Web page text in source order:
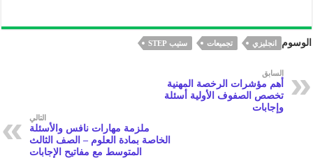
gr
a
m
eb
oo
k
at
s
A
p
a
pc
p
k
ar
الوسوم انجليزي تجميعات ستيب STEP
السابق
أهم مؤشرات الرخصة المهنية
تخصص الصفوف الأولية أسئلة
وإجابات
التالي
ملزمة مهارات نافس والأسئلة
الخاصة بمادة العلوم – الصف الثالث
المتوسط مع مفاتيح الإجابات